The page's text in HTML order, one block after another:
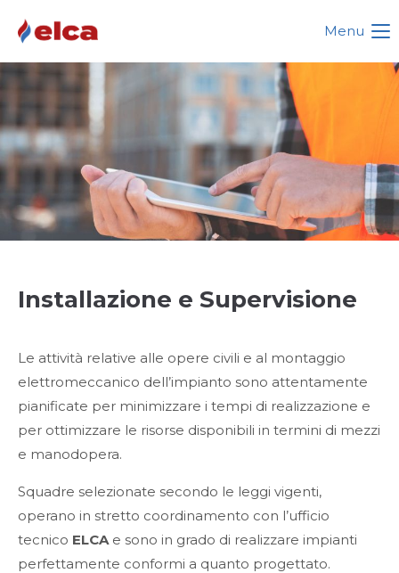
Login
Nome utente
Password
Register | Lost your password?
Lorem ipsum dolor sit amet:
24h
We offer support for our customers
Mon - Fri 8:00am - 5:00pm
Menu
Installazione e Supervisione
Le attività relative alle opere civili e al montaggio
elettromeccanico dell’impianto sono attentamente
pianificate per minimizzare i tempi di realizzazione e
per ottimizzare le risorse disponibili in termini di mezzi
e manodopera.
Squadre selezionate secondo le leggi vigenti,
operano in stretto coordinamento con l’ufficio
tecnico ELCA e sono in grado di realizzare impianti
perfettamente conformi a quanto progettato.